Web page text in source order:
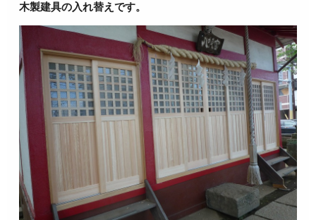
木製建具の入れ替えです。